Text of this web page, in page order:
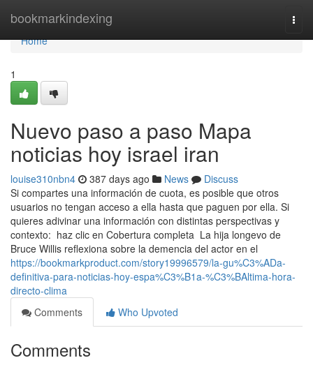
bookmarkindexing
Home
Home
1
Nuevo paso a paso Mapa
noticias hoy israel iran
louise310nbn4 387 days ago News
Discuss
Si compartes una información de cuota, es posible que otros
usuarios no tengan acceso a ella hasta que paguen por ella. Si
quieres adivinar una información con distintas perspectivas y
contexto: haz clic en Cobertura completa La hija longevo de
Bruce Willis reflexiona sobre la demencia del actor en el
https://bookmarkproduct.com/story19996579/la-gu%C3%ADa-
definitiva-para-noticias-hoy-espa%C3%B1a-%C3%BAltima-hora-
directo-clima
Comments
Who Upvoted
Comments